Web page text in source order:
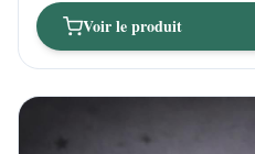
Voir le produit